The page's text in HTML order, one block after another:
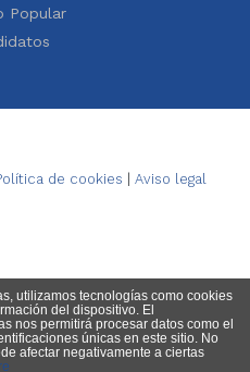
Popular
de cookies Aviso legal
utilizamos tecnologías como cookies
del dispositivo. El
nos permitirá procesar datos como el
únicas en este sitio. No
afectar negativamente a ciertas